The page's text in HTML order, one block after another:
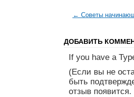
← Советы
ДОБАВИТЬ
If you have a
(Если вы не
быть
отзыв